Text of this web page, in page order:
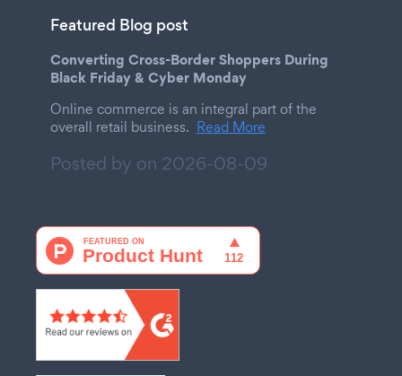
Featured Blog post
Converting Cross-Border Shoppers During
Black Friday & Cyber Monday
Online commerce is an integral part of the
overall retail business. Read More
Posted by on 2026-08-09